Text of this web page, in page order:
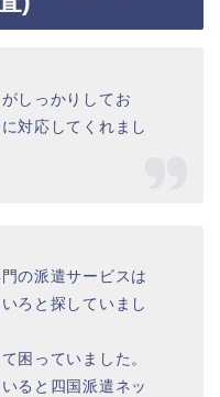
しっかりしてお
対応してくれまし
の派遣サービスは
ろと探していまし
困っていました。
ると四国派遣ネッ